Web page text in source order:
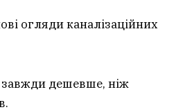
огляди каналізаційних
дешевше, ніж